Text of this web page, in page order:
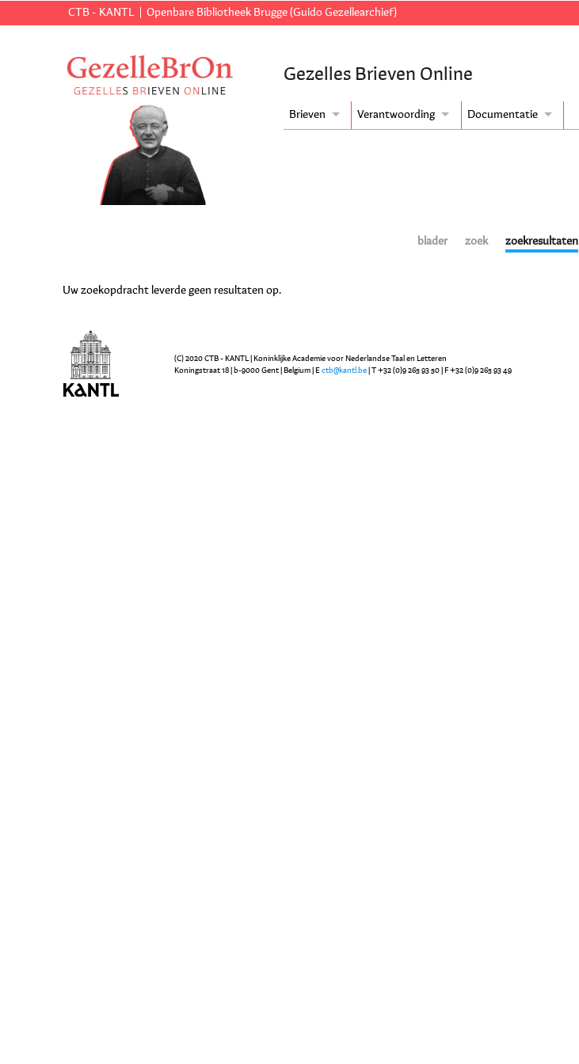
CTB - KANTL Openbare Bibliotheek Brugge (Guido Gezellearchief)
Gezelles Brieven Online
Brieven Verantwoording Documentatie
blader zoek zoekresultaten
Uw zoekopdracht leverde geen resultaten op.
(C) 2020 CTB - KANTL | Koninklijke Academie voor Nederlandse Taal en Letteren
Koningstraat 18 | b-9000 Gent | Belgium | Ectb@kantl.be | T +32 (0)9 265 93 50 | F +32 (0)9 265 93 49